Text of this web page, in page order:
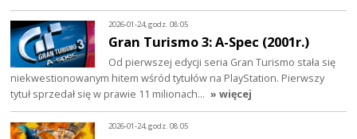
2026-01-24, godz. 08:05
Gran Turismo 3: A-Spec (2001r.)
Od pierwszej edycji seria Gran Turismo stała się
niekwestionowanym hitem wśród tytułów na PlayStation. Pierwszy
tytuł sprzedał się w prawie 11 milionach… » więcej
2026-01-24, godz. 08:05